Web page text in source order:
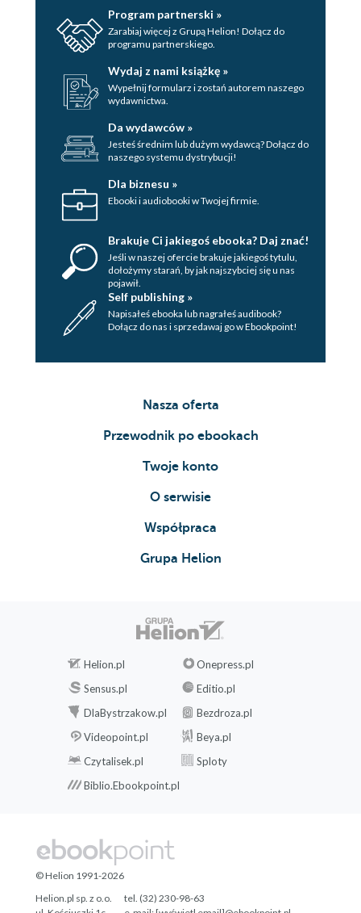
Program partnerski »
Zarabiaj więcej z Grupą Helion! Dołącz do
programu partnerskiego.
Wydaj z nami książkę »
Wypełnij formularz i zostań autorem naszego
wydawnictwa.
Da wydawców »
Jesteś średnim lub dużym wydawcą? Dołącz do
naszego systemu dystrybucji!
Dla biznesu »
Ebooki i audiobooki w Twojej firmie.
Brakuje Ci jakiegoś ebooka? Daj znać!
Jeśli w naszej ofercie brakuje jakiegoś tytulu,
dołożymy starań, by jak najszybciej się u nas
pojawił.
Self publishing »
Napisałeś ebooka lub nagrałeś audibook?
Dołącz do nas i sprzedawaj go w Ebookpoint!
Nasza oferta
Przewodnik po ebookach
Twoje konto
O serwisie
Współpraca
Grupa Helion
Helion.pl
Onepress.pl
Sensus.pl
Editio.pl
DlaBystrzakow.pl
Bezdroza.pl
Videopoint.pl
Beya.pl
Czytalisek.pl
Sploty
Biblio.Ebookpoint.pl
© Helion 1991-2026
Helion.pl sp. z o.o.
tel. (32) 230-98-63